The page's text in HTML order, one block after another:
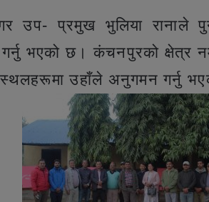
उप- प्रमुख भुलिया रानाले
भएको छ। कंचनपुरको क्षेत्र
स्थलहरूमा उहाँले